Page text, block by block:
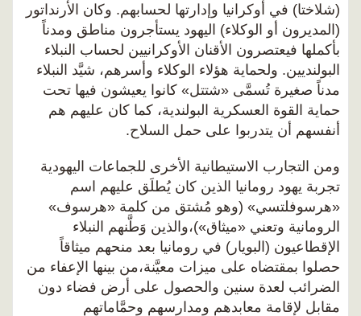
(شلاختا) في أوكرانيا وإدارتها لحسابهم. وكان الأرنداتور
(المديرون أو الوكلاء) اليهود يستأجرون مناطق ومدناً
بأكملها فيعتصرون الأقنان الأوكرانيين لحساب النبلاء
البولنديين. ولحماية هؤلاء الوكلاء وأسرهم، شيَّد النبلاء
مدناً صغيرة تُسمَّى «شتتل» كانوا يعيشون فيها تحت
حماية القوة العسكرية البولندية، كما كان عليهم هم
أنفسهم أن يتدربوا على حمل السلاح.
ومن التجارب الاستيطانية الأخرى للجماعات اليهودية
تجربة يهود رومانيا الذين كان يُطلَق عليهم اسم
«هرسوفلتسي» (وهو مُشتق من كلمة «هرسوف»
الرومانية وتعني «ميثاق»)،والذين وَطَّنهم النبلاء
الإقطاعيون (البويار) في رومانيا بعد منحهم ميثاقاً
حصلوا بمقتضاه على ميزات معيَّنة،من بينها الإعفاء من
الضرائب لعدة سنين والحصول على أرض فضاء دون
مقابل لإقامة معابدهم ومدارسهم وحمَّاماتهم